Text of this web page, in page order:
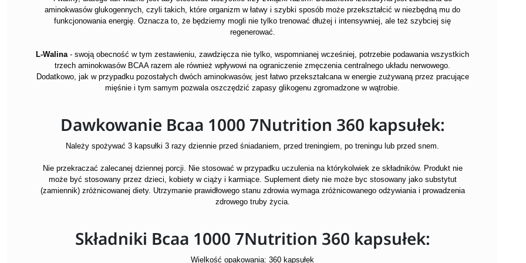
aminokwasów glukogennych, czyli takich, które organizm w łatwy i szybki sposób może przekształcić w niezbędną mu do
funkcjonowania energię. Oznacza to, że będziemy mogli nie tylko trenować dłużej i intensywniej, ale też szybciej się
regenerować.
L-Walina - swoją obecność w tym zestawieniu, zawdzięcza nie tylko, wspomnianej wcześniej, potrzebie podawania wszystkich
trzech aminokwasów BCAA razem ale również wpływowi na ograniczenie zmęczenia centralnego układu nerwowego.
Dodatkowo, jak w przypadku pozostałych dwóch aminokwasów, jest łatwo przekształcana w energie zużywaną przez pracujące
mięśnie i tym samym pozwala oszczędzić zapasy glikogenu zgromadzone w wątrobie.
Dawkowanie Bcaa 1000 7Nutrition 360 kapsułek:
Należy spożywać 3 kapsułki 3 razy dziennie przed śniadaniem, przed treningiem, po treningu lub przed snem.
Nie przekraczać zalecanej dziennej porcji. Nie stosować w przypadku uczulenia na którykolwiek ze składników. Produkt nie
może być stosowany przez dzieci, kobiety w ciąży i karmiące. Suplement diety nie może byc stosowany jako substytut
(zamiennik) zróżnicowanej diety. Utrzymanie prawidłowego stanu zdrowia wymaga zróżnicowanego odżywiania i prowadzenia
zdrowego truby życia.
Składniki Bcaa 1000 7Nutrition 360 kapsułek:
Wielkość opakowania: 360 kapsułek